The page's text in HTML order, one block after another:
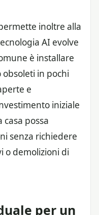
inoltre alla
AI evolve
è installare
in pochi
e
iniziale
possa
senza richiedere
o demolizioni di
per un